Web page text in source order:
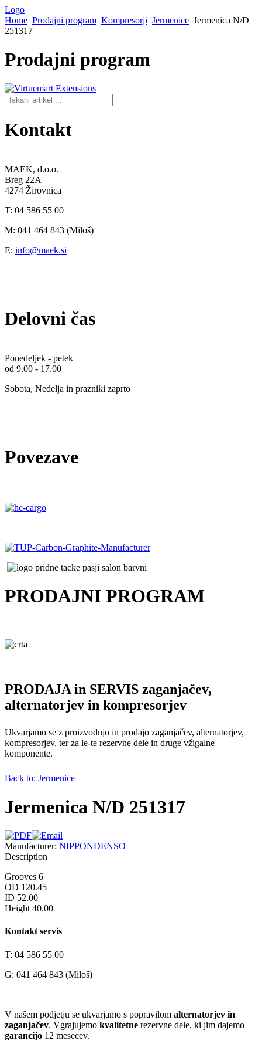
Logo
Home Prodajni program Kompresorji Jermenice Jermenica N/D
251317
Prodajni program
Kontakt
MAEK, d.o.o.
Breg 22A
4274 Žirovnica
T: 04 586 55 00
M: 041 464 843 (Miloš)
E: info@maek.si
Delovni čas
Ponedeljek - petek
od 9.00 - 17.00
Sobota, Nedelja in prazniki zaprto
Povezave
PRODAJNI PROGRAM
PRODAJA in SERVIS zaganjačev,
alternatorjev in kompresorjev
Ukvarjamo se z proizvodnjo in prodajo zaganjačev, alternatorjev,
kompresorjev, ter za le-te rezervne dele in druge vžigalne
komponente.
Back to: Jermenice
Jermenica N/D 251317
Manufacturer: NIPPONDENSO
Description
Grooves 6
OD 120.45
ID 52.00
Height 40.00
Kontakt servis
T: 04 586 55 00
G: 041 464 843 (Miloš)
V našem podjetju se ukvarjamo s popravilom alternatorjev in
zaganjačev. Vgrajujemo kvalitetne rezervne dele, ki jim dajemo
garancijo 12 mesecev.